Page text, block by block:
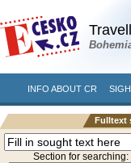
INFO ABOUT CR
Fulltext
Section for searching: